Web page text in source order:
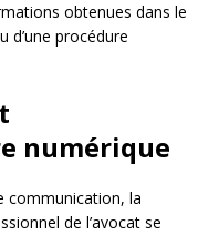
obtenues dans le
d’une procédure
numérique
communication, la
de l’avocat se